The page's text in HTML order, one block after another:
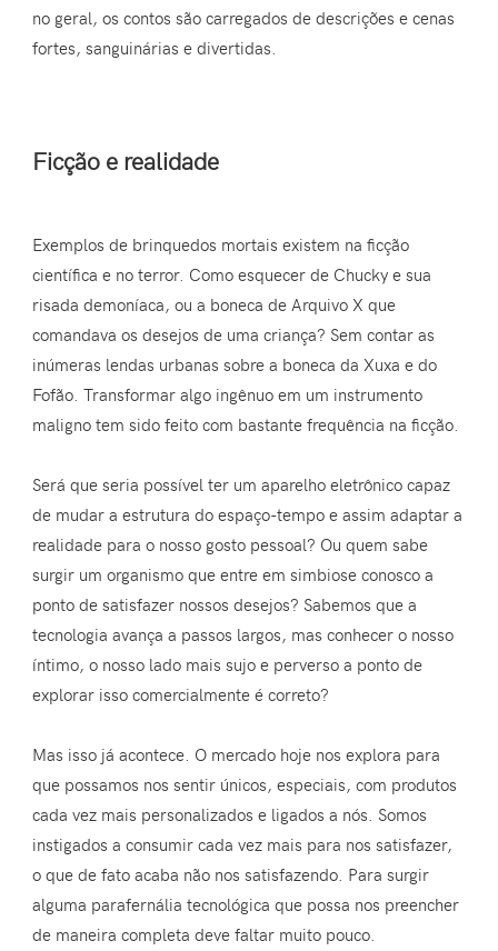
no geral, os contos são carregados de descrições e cenas
fortes, sanguinárias e divertidas.
Ficção e realidade
Exemplos de brinquedos mortais existem na ficção
científica e no terror. Como esquecer de Chucky e sua
risada demoníaca, ou a boneca de Arquivo X que
comandava os desejos de uma criança? Sem contar as
inúmeras lendas urbanas sobre a boneca da Xuxa e do
Fofão. Transformar algo ingênuo em um instrumento
maligno tem sido feito com bastante frequência na ficção.
Será que seria possível ter um aparelho eletrônico capaz
de mudar a estrutura do espaço-tempo e assim adaptar a
realidade para o nosso gosto pessoal? Ou quem sabe
surgir um organismo que entre em simbiose conosco a
ponto de satisfazer nossos desejos? Sabemos que a
tecnologia avança a passos largos, mas conhecer o nosso
íntimo, o nosso lado mais sujo e perverso a ponto de
explorar isso comercialmente é correto?
Mas isso já acontece. O mercado hoje nos explora para
que possamos nos sentir únicos, especiais, com produtos
cada vez mais personalizados e ligados a nós. Somos
instigados a consumir cada vez mais para nos satisfazer,
o que de fato acaba não nos satisfazendo. Para surgir
alguma parafernália tecnológica que possa nos preencher
de maneira completa deve faltar muito pouco.